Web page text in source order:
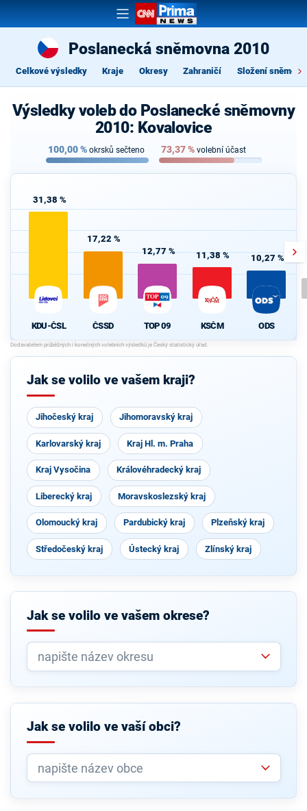
Poslanecká sněmovna 2010
Celkové výsledky Kraje Okresy Zahraničí Složení
Výsledky voleb do Poslanecké sněmovny
2010: Kovalovice
100,00% okrsků sečteno 73,37% volební účast
31,38 %
KDU-ČSL
17,22 %
ČSSD
12,77 %
TOP 09
11,38 %
KSČM
10,27 %
ODS
Jak se volilo ve vašem kraji?
Jihočeský kraj Jihomoravský kraj
Karlovarský kraj Kraj Hl. m. Praha
Kraj Vysočina Královéhradecký kraj
Liberecký kraj Moravskoslezský kraj
Olomoucký kraj Pardubický kraj Plzeňský kraj
Středočeský kraj Ústecký kraj Zlínský kraj
Jak se volilo ve vašem okrese?
Jak se volilo ve vaší obci?